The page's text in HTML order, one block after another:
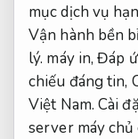
mục dịch vụ
Vận hành bền
lý. máy in,Đáp
chiếu đáng tin,
Việt Nam. Cài
server máy